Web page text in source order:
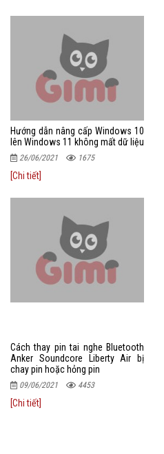
Hướng dẫn nâng cấp Windows 10
lên Windows 11 không mất dữ liệu
26/06/2021 1675
[Chi tiết]
Cách thay pin tai nghe Bluetooth
Anker Soundcore Liberty Air bị
chay pin hoặc hỏng pin
09/06/2021 4453
[Chi tiết]